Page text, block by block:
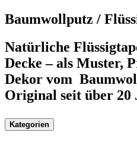
Baumwollputz /
Natürliche
Decke – als Muster,
Dekor vom
Original seit über 20
Kategorien